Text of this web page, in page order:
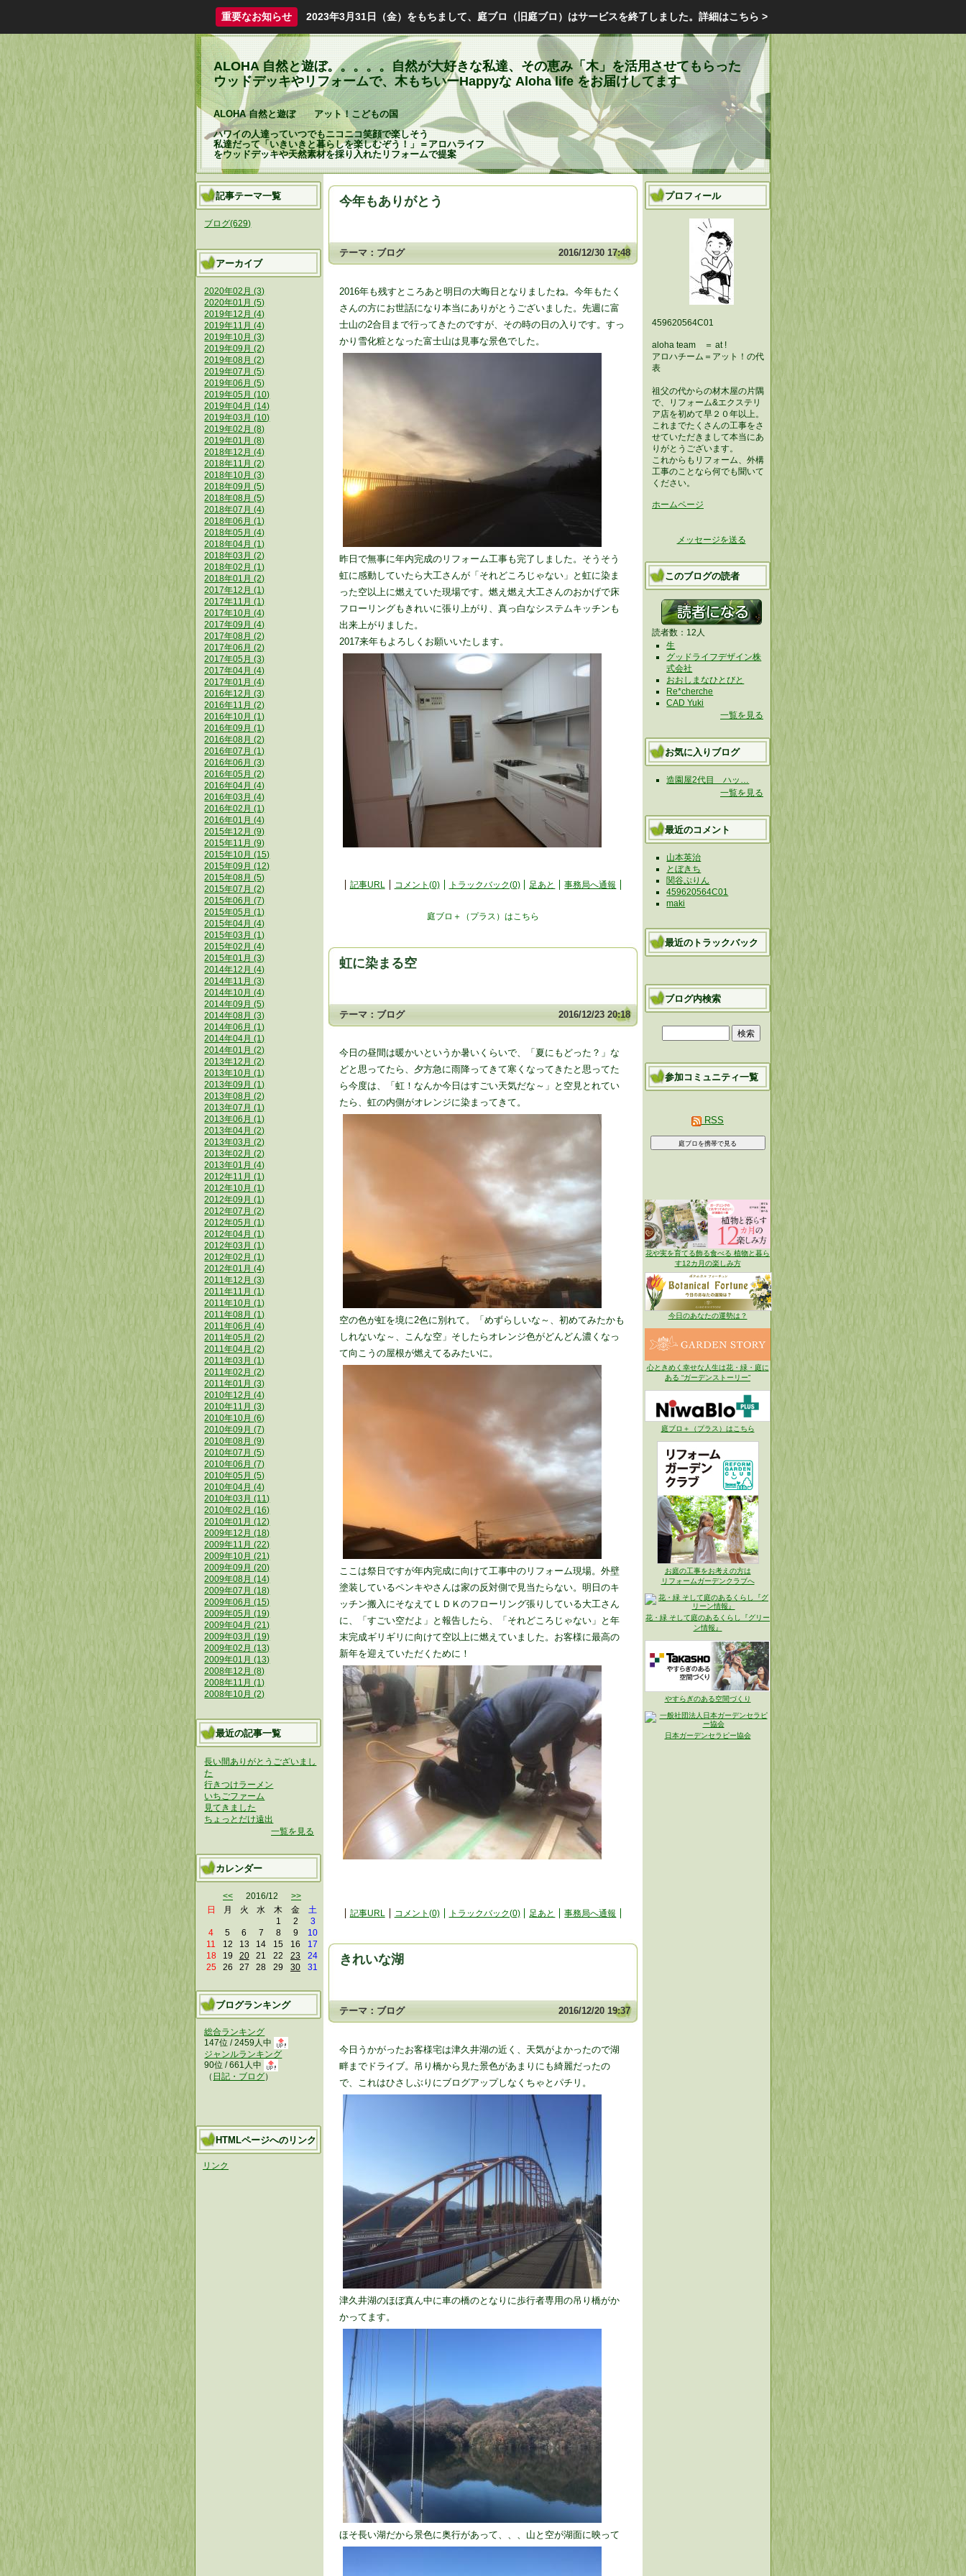
重要なお知らせ 2023年3月31日（金）をもちまして、庭ブロ（旧庭ブロ）はサービスを終了しました。 詳細はこちら >
ALOHA 自然と遊ぼ。。。。。自然が大好きな私達、その恵み「木」を活用させてもらった
ウッドデッキやリフォームで、木もちいーHappyな Aloha life をお届けしてます
ALOHA 自然と遊ぼ アット！こどもの国
ハワイの人達っていつでもニコニコ笑顔で楽しそう
私達だって「いきいきと暮らしを楽しむぞう！」＝アロハライフ
をウッドデッキや天然素材を採り入れたリフォームで提案
今年もありがとう
テーマ： ブログ 2016/12/30 17:48
2016年も残すところあと明日の大晦日となりましたね。今年もたく
さんの方にお世話になり本当にありがとうございました。先週に富
士山の2合目まで行ってきたのですが、その時の日の入りです。すっ
かり雪化粧となった富士山は見事な景色でした。
昨日で無事に年内完成のリフォーム工事も完了しました。そうそう
虹に感動していたら大工さんが「それどころじゃない」と虹に染ま
った空以上に燃えていた現場です。燃え燃え大工さんのおかげで床
フローリングもきれいに張り上がり、真っ白なシステムキッチンも
出来上がりました。
2017来年もよろしくお願いいたします。
記事URL コメント(0) トラックバック(0) 足あと 事務局へ通報
庭ブロ＋（プラス）はこちら
虹に染まる空
テーマ：ブログ 2016/12/23 20:18
今日の昼間は暖かいというか暑いくらいで、「夏にもどった？」な
どと思ってたら、夕方急に雨降ってきて寒くなってきたと思ってた
ら今度は、「虹！なんか今日はすごい天気だな～」と空見とれてい
たら、虹の内側がオレンジに染まってきて。
空の色が虹を境に2色に別れて。「めずらしいな～、初めてみたかも
しれないな～、こんな空」そしたらオレンジ色がどんどん濃くなっ
て向こうの屋根が燃えてるみたいに。
ここは祭日ですが年内完成に向けて工事中のリフォーム現場。外壁
塗装しているペンキやさんは家の反対側で見当たらない。明日のキ
ッチン搬入にそなえてＬＤＫのフローリング張りしている大工さん
に、「すごい空だよ」と報告したら、「それどころじゃない」と年
末完成ギリギリに向けて空以上に燃えていました。お客様に最高の
新年を迎えていただくために！
記事URL コメント(0) トラックバック(0) 足あと 事務局へ通報
きれいな湖
テーマ： ブログ 2016/12/20 19:37
今日うかがったお客様宅は津久井湖の近く、天気がよかったので湖
畔までドライブ。吊り橋から見た景色があまりにも綺麗だったの
で、これはひさしぶりにブログアップしなくちゃとパチリ。
津久井湖のほぼ真ん中に車の橋のとなりに歩行者専用の吊り橋がか
かってます。
ほそ長い湖だから景色に奥行があって、、、山と空が湖面に映って
記事テーマ一覧
ブログ(629)
アーカイブ
2020年02月 (3)
2020年01月 (5)
2019年12月 (4)
2019年11月 (4)
2019年10月 (3)
2019年09月 (2)
2019年08月 (2)
2019年07月 (5)
2019年06月 (5)
2019年05月 (10)
2019年04月 (14)
2019年03月 (10)
2019年02月 (8)
2019年01月 (8)
2018年12月 (4)
2018年11月 (2)
2018年10月 (3)
2018年09月 (5)
2018年08月 (5)
2018年07月 (4)
2018年06月 (1)
2018年05月 (4)
2018年04月 (1)
2018年03月 (2)
2018年02月 (1)
2018年01月 (2)
2017年12月 (1)
2017年11月 (1)
2017年10月 (4)
2017年09月 (4)
2017年08月 (2)
2017年06月 (2)
2017年05月 (3)
2017年04月 (4)
2017年01月 (4)
2016年12月 (3)
2016年11月 (2)
2016年10月 (1)
2016年09月 (1)
2016年08月 (2)
2016年07月 (1)
2016年06月 (3)
2016年05月 (2)
2016年04月 (4)
2016年03月 (4)
2016年02月 (1)
2016年01月 (4)
2015年12月 (9)
2015年11月 (9)
2015年10月 (15)
2015年09月 (12)
2015年08月 (5)
2015年07月 (2)
2015年06月 (7)
2015年05月 (1)
2015年04月 (4)
2015年03月 (1)
2015年02月 (4)
2015年01月 (3)
2014年12月 (4)
2014年11月 (3)
2014年10月 (4)
2014年09月 (5)
2014年08月 (3)
2014年06月 (1)
2014年04月 (1)
2014年01月 (2)
2013年12月 (2)
2013年10月 (1)
2013年09月 (1)
2013年08月 (2)
2013年07月 (1)
2013年06月 (1)
2013年04月 (2)
2013年03月 (2)
2013年02月 (2)
2013年01月 (4)
2012年11月 (1)
2012年10月 (1)
2012年09月 (1)
2012年07月 (2)
2012年05月 (1)
2012年04月 (1)
2012年03月 (1)
2012年02月 (1)
2012年01月 (4)
2011年12月 (3)
2011年11月 (1)
2011年10月 (1)
2011年08月 (1)
2011年06月 (4)
2011年05月 (2)
2011年04月 (2)
2011年03月 (1)
2011年02月 (2)
2011年01月 (3)
2010年12月 (4)
2010年11月 (3)
2010年10月 (6)
2010年09月 (7)
2010年08月 (9)
2010年07月 (5)
2010年06月 (7)
2010年05月 (5)
2010年04月 (4)
2010年03月 (11)
2010年02月 (16)
2010年01月 (12)
2009年12月 (18)
2009年11月 (22)
2009年10月 (21)
2009年09月 (20)
2009年08月 (14)
2009年07月 (18)
2009年06月 (15)
2009年05月 (19)
2009年04月 (21)
2009年03月 (19)
2009年02月 (13)
2009年01月 (13)
2008年12月 (8)
2008年11月 (1)
2008年10月 (2)
最近の記事一覧
長い間ありがとうございまし
た
行きつけラーメン
いちごファーム
見てきました
ちょっとだけ遠出
一覧を見る
カレンダー
<< 2016/12 >>
日
月 火 水 木 金
土
1
2
3
4
5 6 7 8 9
10
11
12 13 14 15 16
17
18
19 20 21 22 23
24
25
26 27 28 29 30 31
ブログランキング
総合ランキング
147位 / 2459人中
ジャンルランキング
90位 / 661人中
（ 日記・ブログ）
HTMLページへのリンク
リンク
プロフィール
459620564C01
aloha team ＝ at !
アロハチーム＝アット！の代
表
祖父の代からの材木屋の片隅
で、リフォーム&エクステリ
ア店を初めて早２０年以上。
これまでたくさんの工事をさ
せていただきまして本当にあ
りがとうございます。
これからもリフォーム、外構
工事のことなら何でも聞いて
ください。
ホームページ
メッセージを送る
このブログの読者
読者数：12人
生
グッドライフデザイン株
式会社
おおしまなひとびと
Re*cherche
CAD Yuki
一覧を見る
お気に入りブログ
造園屋2代目 ハッ…
一覧を見る
最近のコメント
山本英治
とぼきち
関谷ぷりん
459620564C01
maki
最近のトラックバック
ブログ内検索
参加コミュニティ一覧
RSS
花や実を育てる飾る食べる 植物と暮ら
す12カ月の楽しみ方
今日のあなたの運勢は？
心ときめく幸せな人生は花・緑・庭に
ある “ガーデンストーリー”
庭ブロ＋（プラス）はこちら
お庭の工事をお考えの方は
リフォームガーデンクラブへ
花・緑 そして庭のあるくらし『グリー
ン情報』
やすらぎのある空間づくり
日本ガーデンセラピー協会